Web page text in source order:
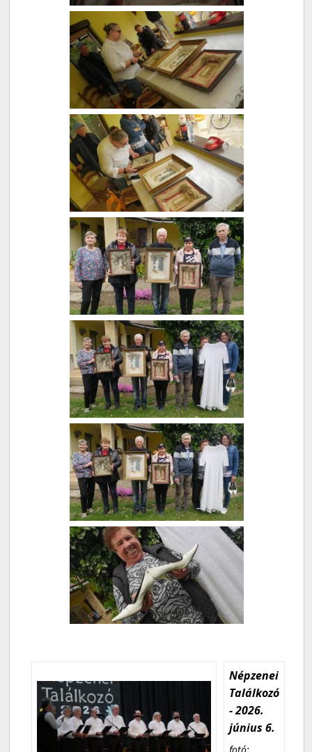
Népzenei
Találkozó
- 2026.
június 6.